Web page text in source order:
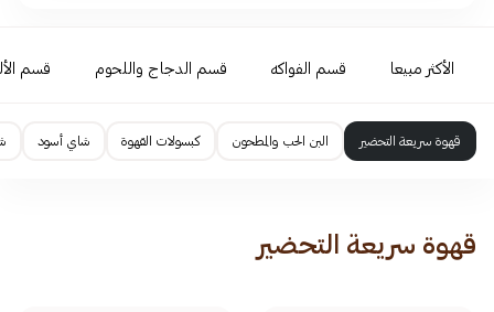
الأكثر مبيعا قسم الفواكه قسم الدجاج واللحوم قسم
قهوة سريعة التحضير البن الحب والمطحون كبسولات القهوة شاي أسود
قهوة سريعة التحضير